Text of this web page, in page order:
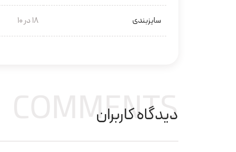
سایزبندی 18 در 10
دیدگاه کاربران
COMMENTS